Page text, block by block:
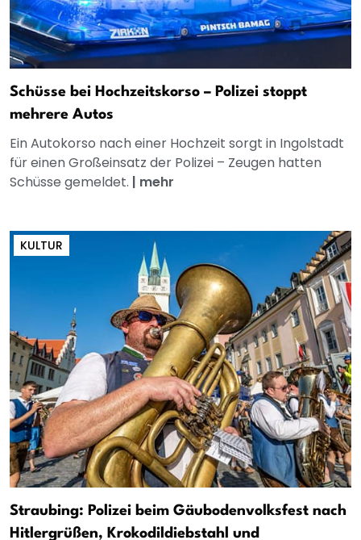
Schüsse bei Hochzeitskorso – Polizei stoppt
mehrere Autos
Ein Autokorso nach einer Hochzeit sorgt in Ingolstadt
für einen Großeinsatz der Polizei – Zeugen hatten
Schüsse gemeldet. | mehr
KULTUR
Straubing: Polizei beim Gäubodenvolksfest nach
Hitlergrüßen, Krokodildiebstahl und